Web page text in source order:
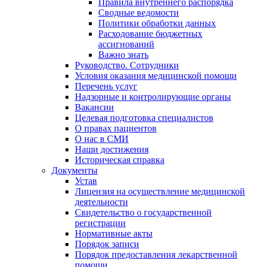
Правила внутреннего распорядка
Сводные ведомости
Политики обработки данных
Расходование бюджетных
ассигнований
Важно знать
Руководство. Сотрудники
Условия оказания медицинской помощи
Перечень услуг
Надзорные и контролирующие органы
Вакансии
Целевая подготовка специалистов
О правах пациентов
О нас в СМИ
Наши достижения
Историческая справка
Документы
Устав
Лицензия на осуществление медицинской
деятельности
Свидетельство о государственной
регистрации
Нормативные акты
Порядок записи
Порядок предоставления лекарственной
помощи